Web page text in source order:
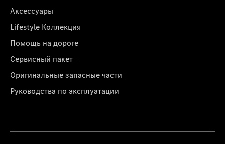
Аксессуары
Lifestyle Коллекция
Помощь на дороге
Сервисный пакет
Оригинальные запасные части
Руководства по эксплуатации